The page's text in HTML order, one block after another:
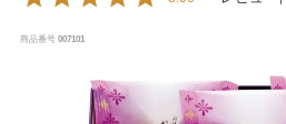
商品番号 007101